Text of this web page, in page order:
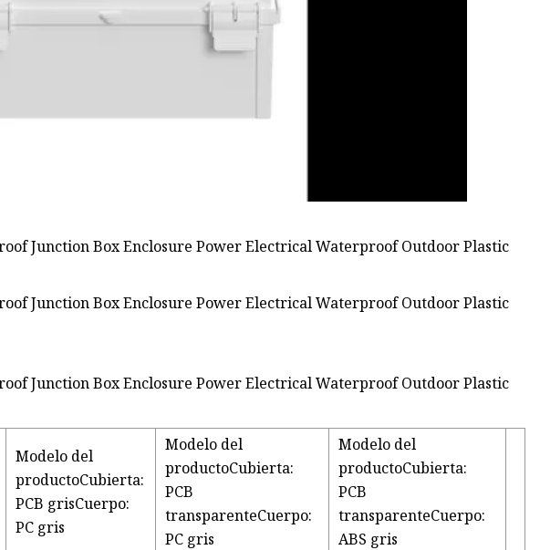
Modelo del
productoCubierta:
PCB grisCuerpo:
PC gris
Modelo del
productoCubierta:
PCB
transparenteCuerpo:
PC gris
Modelo del
productoCubierta:
PCB
transparenteCuerpo:
ABS gris